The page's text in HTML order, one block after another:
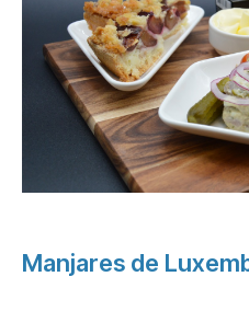
Manjares de